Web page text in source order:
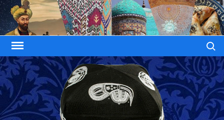
Skip
to
content